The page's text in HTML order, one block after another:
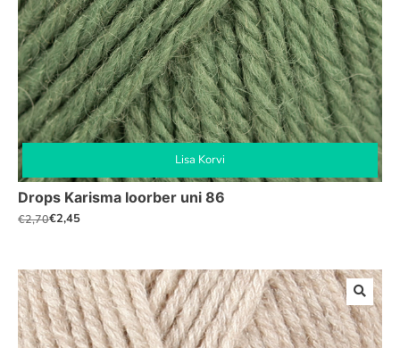
Lisa Korvi
Drops Karisma loorber uni 86
€2,70
Algne
€2,70.
€2,45
Praegune
€2,45.